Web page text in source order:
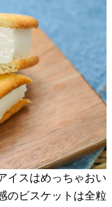
イスはめっちゃおい
のビスケットは全粒